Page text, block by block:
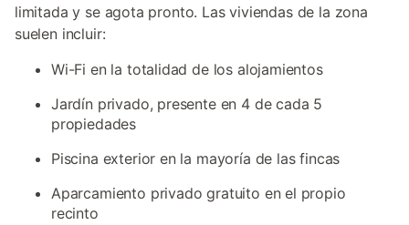
limitada y se agota pronto. Las viviendas de la zona
suelen incluir:
Wi-Fi en la totalidad de los alojamientos
Jardín privado, presente en 4 de cada 5
propiedades
Piscina exterior en la mayoría de las fincas
Aparcamiento privado gratuito en el propio
recinto